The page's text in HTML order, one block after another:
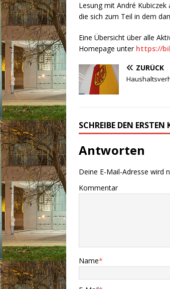
Lesung mit André
die sich zum Teil in dem
Eine Übersicht über alle
Homepage unter https://
ZURÜCK
SCHREIBE DEN
Antworten
Deine E-Mail-Adresse wird
Kommentar
Name*